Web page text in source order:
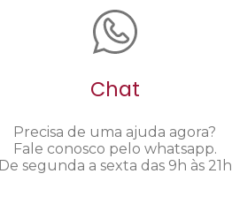
Chat
Precisa de uma ajuda agora?
Fale conosco pelo whatsapp.
De segunda a sexta das 9h às 21h